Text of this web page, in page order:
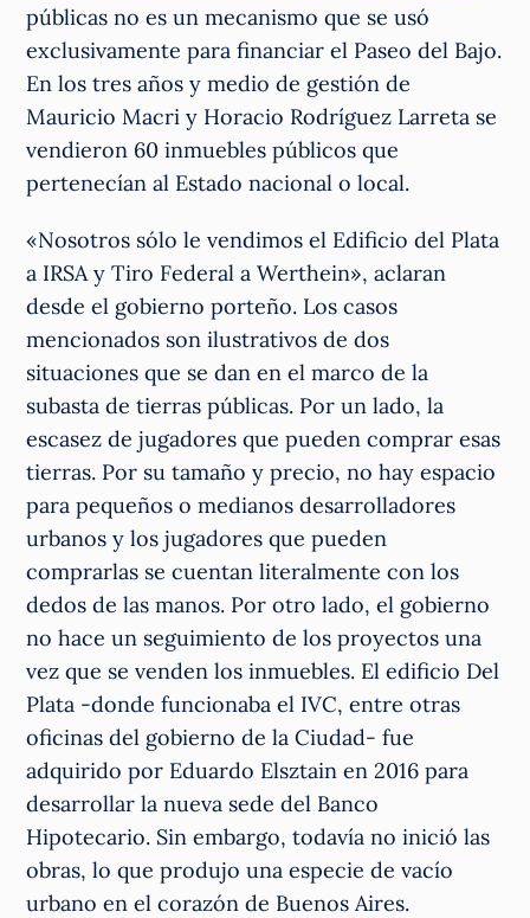
públicas no es un mecanismo que se usó
exclusivamente para financiar el Paseo del Bajo.
En los tres años y medio de gestión de
Mauricio Macri y Horacio Rodríguez Larreta se
vendieron 60 inmuebles públicos que
pertenecían al Estado nacional o local.
«Nosotros sólo le vendimos el Edificio del Plata
a IRSA y Tiro Federal a Werthein», aclaran
desde el gobierno porteño. Los casos
mencionados son ilustrativos de dos
situaciones que se dan en el marco de la
subasta de tierras públicas. Por un lado, la
escasez de jugadores que pueden comprar esas
tierras. Por su tamaño y precio, no hay espacio
para pequeños o medianos desarrolladores
urbanos y los jugadores que pueden
comprarlas se cuentan literalmente con los
dedos de las manos. Por otro lado, el gobierno
no hace un seguimiento de los proyectos una
vez que se venden los inmuebles. El edificio Del
Plata -donde funcionaba el IVC, entre otras
oficinas del gobierno de la Ciudad- fue
adquirido por Eduardo Elsztain en 2016 para
desarrollar la nueva sede del Banco
Hipotecario. Sin embargo, todavía no inició las
obras, lo que produjo una especie de vacío
urbano en el corazón de Buenos Aires.